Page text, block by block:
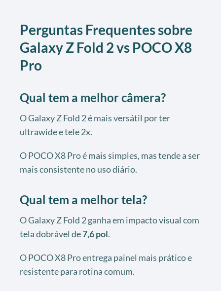
Perguntas Frequentes sobre
Galaxy Z Fold 2 vs POCO X8
Pro
Qual tem a melhor câmera?
O Galaxy Z Fold 2 é mais versátil por ter
ultrawide e tele 2x.
O POCO X8 Pro é mais simples, mas tende a ser
mais consistente no uso diário.
Qual tem a melhor tela?
O Galaxy Z Fold 2 ganha em impacto visual com
tela dobrável de7,6 pol.
O POCO X8 Pro entrega painel mais prático e
resistente para rotina comum.